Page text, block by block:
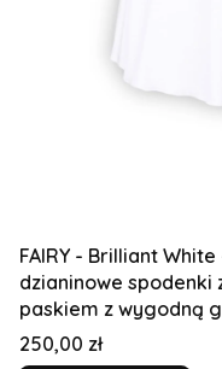
FAIRY - Brilliant
dzianinowe
paskiem z wygodną
Cena
250,00 zł